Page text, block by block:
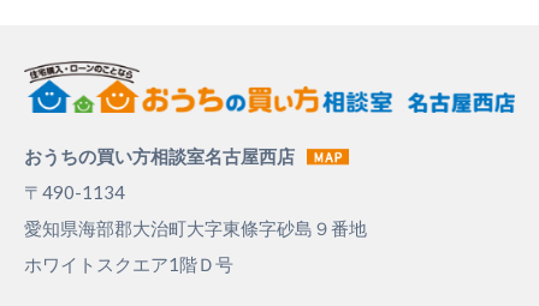
おうちの買い方相談室名古屋西店
〒490-1134
愛知県海部郡大治町大字東條字砂島９番地
ホワイトスクエア1階Ｄ号